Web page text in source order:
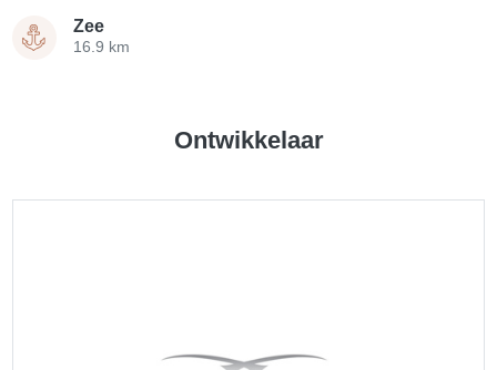
Zee
16.9 km
Ontwikkelaar